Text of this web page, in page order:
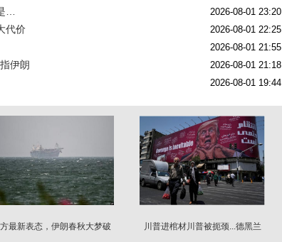
… 2026-08-01 23:20
代价 2026-08-01 22:25
2026-08-01 21:55
伊朗 2026-08-01 21:18
2026-08-01 19:44
最新表态，伊朗春秋大梦破
川普进棺材川普被扼颈...德黑兰